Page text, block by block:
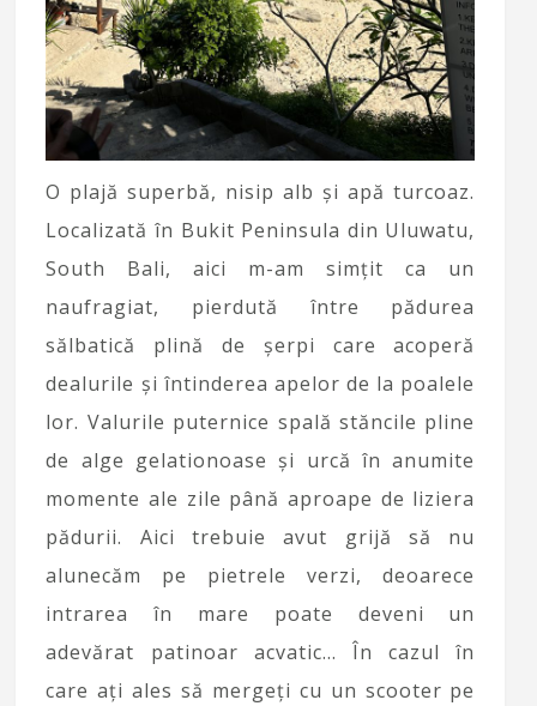
O plajă superbă, nisip alb și apă turcoaz.
Localizată în Bukit Peninsula din Uluwatu,
South Bali, aici m-am simțit ca un
naufragiat, pierdută între pădurea
sălbatică plină de șerpi care acoperă
dealurile și întinderea apelor de la poalele
lor. Valurile puternice spală stăncile pline
de alge gelationoase și urcă în anumite
momente ale zile până aproape de liziera
pădurii. Aici trebuie avut grijă să nu
alunecăm pe pietrele verzi, deoarece
intrarea în mare poate deveni un
adevărat patinoar acvatic… În cazul în
care ați ales să mergeți cu un scooter pe